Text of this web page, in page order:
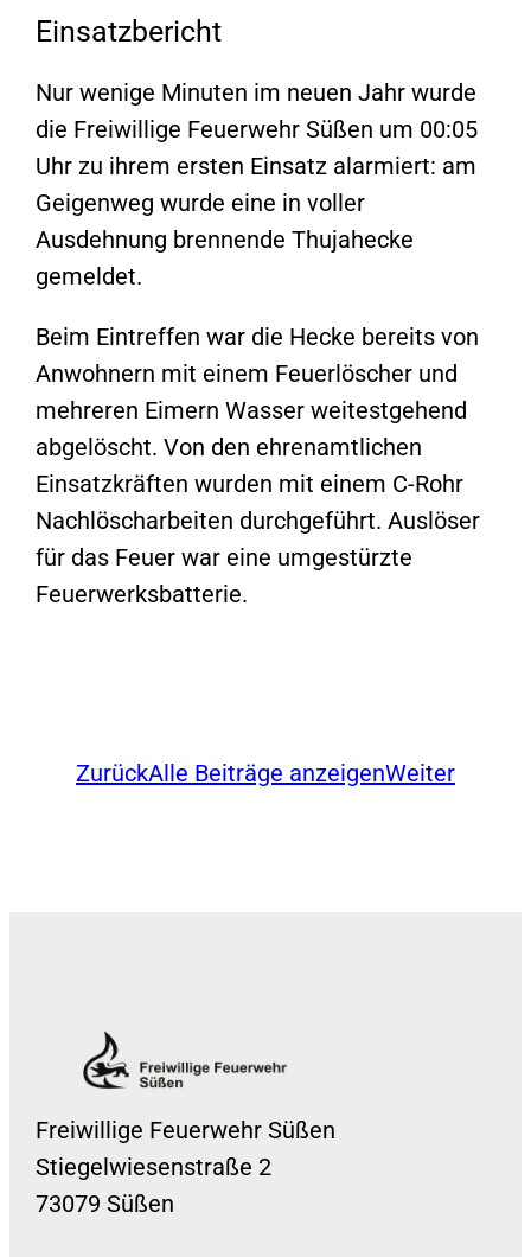
Einsatzbericht
Nur wenige Minuten im neuen Jahr wurde
die Freiwillige Feuerwehr Süßen um 00:05
Uhr zu ihrem ersten Einsatz alarmiert: am
Geigenweg wurde eine in voller
Ausdehnung brennende Thujahecke
gemeldet.
Beim Eintreffen war die Hecke bereits von
Anwohnern mit einem Feuerlöscher und
mehreren Eimern Wasser weitestgehend
abgelöscht. Von den ehrenamtlichen
Einsatzkräften wurden mit einem C-Rohr
Nachlöscharbeiten durchgeführt. Auslöser
für das Feuer war eine umgestürzte
Feuerwerksbatterie.
ZurückAlle Beiträge anzeigenWeiter
Freiwillige Feuerwehr Süßen
Stiegelwiesenstraße 2
73079 Süßen